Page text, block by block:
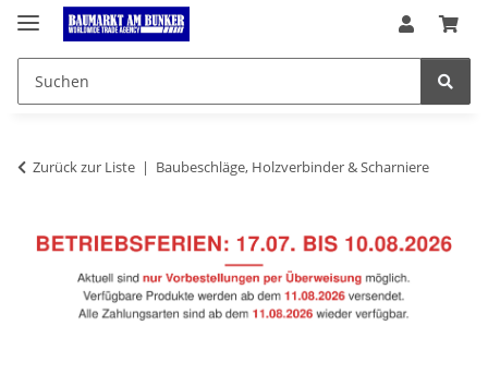
Zurück zur Liste Baubeschläge, Holzverbinder & Scharniere